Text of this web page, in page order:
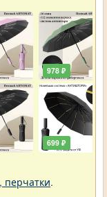
978 ₽
699 ₽
перчатки.